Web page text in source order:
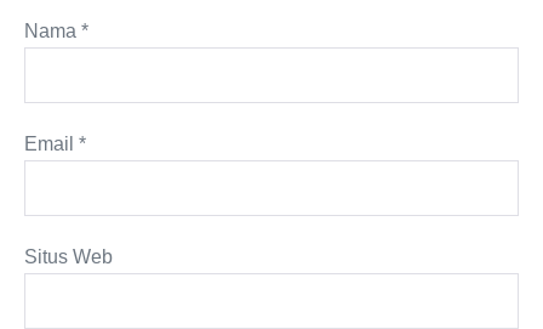
Nama *
Email *
Situs Web